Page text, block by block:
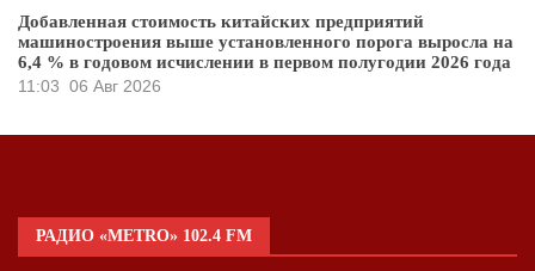
Добавленная стоимость китайских предприятий
машиностроения выше установленного порога выросла на
6,4 % в годовом исчислении в первом полугодии 2026 года
11:03 06 Авг 2026
РАДИО «METRO» 102.4 FM